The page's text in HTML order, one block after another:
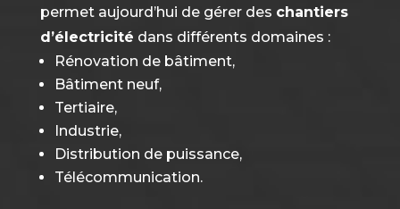
permet aujourd’hui de gérer des chantiers
d’électricité dans différents domaines :
Rénovation de bâtiment,
Bâtiment neuf,
Tertiaire,
Industrie,
Distribution de puissance,
Télécommunication.